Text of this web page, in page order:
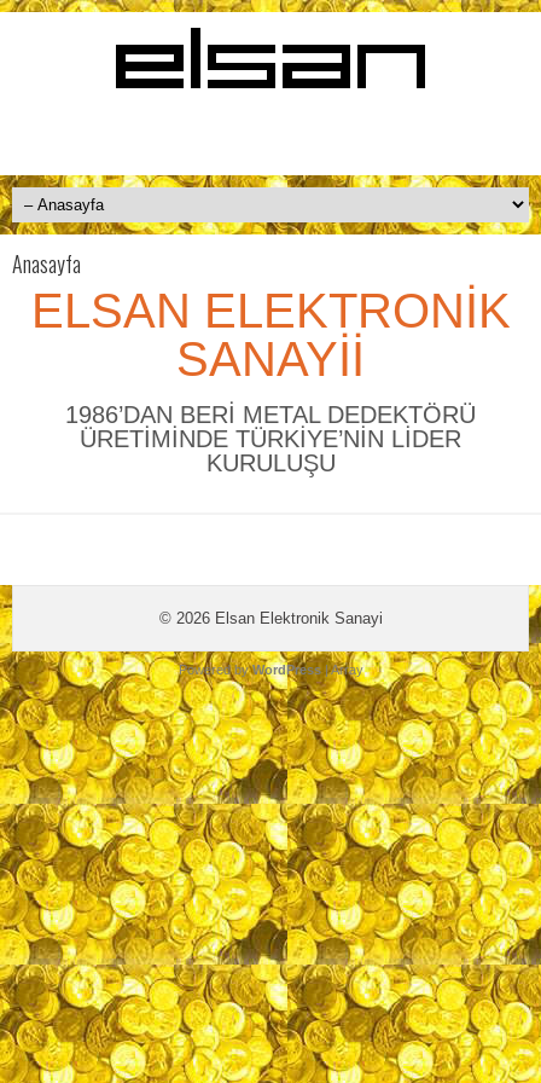
Anasayfa
ELSAN ELEKTRONİK
SANAYİİ
1986’DAN BERİ METAL DEDEKTÖRÜ
ÜRETİMİNDE TÜRKİYE’NİN LİDER
KURULUŞU
© 2026 Elsan Elektronik Sanayi
Powered byWordPress| Array